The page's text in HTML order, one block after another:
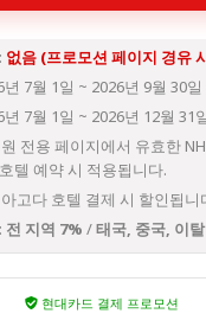
없음 (프로모션 페이지 경유
7월 1일 ~ 2026년 9월 30일
7월 1일 ~ 2026년 12월 31
전용 페이지에서 유효한
텔 예약 시 적용됩니다.
고다 호텔 결제 시 할인됩니
전 지역 7% /태국, 중국, 이
현대카드 결제 프로모션